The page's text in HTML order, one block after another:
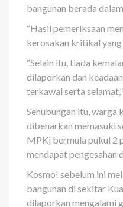
bangunan berada
“Hasil pemeriksaan
kerosakan kritikal
“Selain itu, tiada
dilaporkan dan
terkawal serta
Sehubungan itu, warga
dibenarkan memasuki
MPKj bermula pukul 2
mendapat pengesahan
Kosmo! sebelum ini
bangunan di sekitar
dilaporkan mengalami